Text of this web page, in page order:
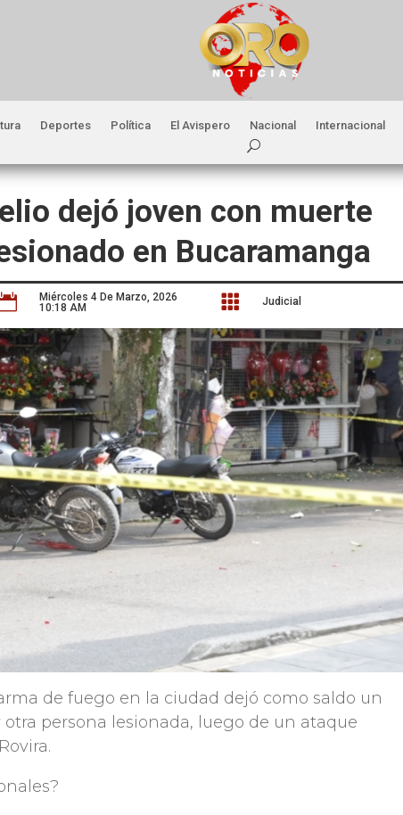
Deportes Política El Avispero Nacional Internacional
dejó joven con muerte
en Bucaramanga
Miércoles 4 De Marzo, 2026
10:18 AM
 Judicial
de fuego en la ciudad dejó como saldo un
persona lesionada, luego de un ataque